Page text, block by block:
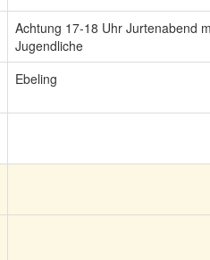
Achtung 17-18 Uhr Jurtenabend
Jugendliche
Ebeling